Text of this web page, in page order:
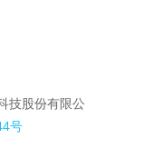
技股份有限公
号